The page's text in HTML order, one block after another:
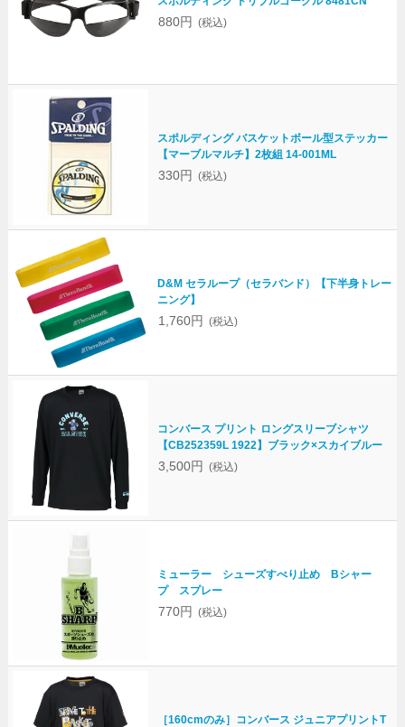
880円 (税込)
スポルディング バスケットボール型ステッカー
【マーブルマルチ】2枚組 14-001ML
330円 (税込)
D&M セラループ（セラバンド）【下半身トレー
ニング】
1,760円 (税込)
コンバース プリント ロングスリーブシャツ
【CB252359L 1922】ブラック×スカイブルー
3,500円 (税込)
ミューラー シューズすべり止め Bシャー
プ スプレー
770円 (税込)
［160cmのみ］コンバース ジュニアプリントT